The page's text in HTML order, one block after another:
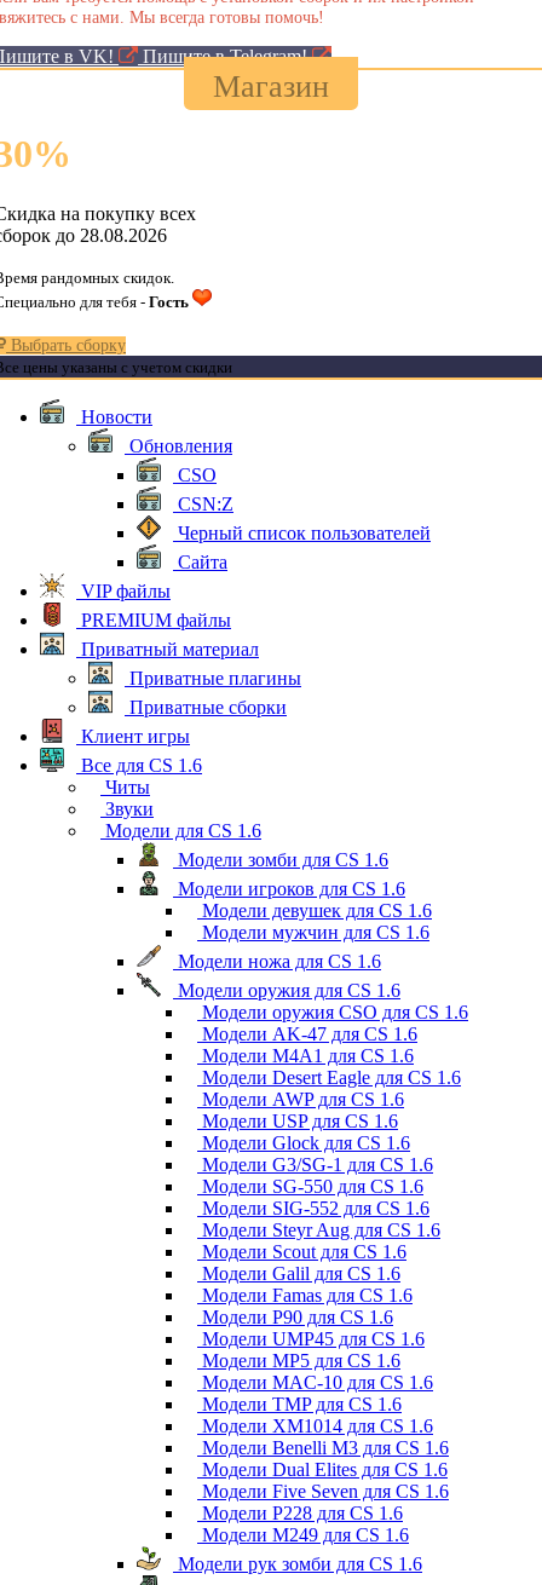
с нами. Мы всегда готовы помочь!
в VK! Пишите в Telegram!
Магазин
%
на покупку всех
до 28.08.2026
рандомных скидок.
для тебя - Гость
Выбрать сборку
цены указаны с учетом скидки
Новости
Обновления
CSO
CSN:Z
Черный список пользователей
Сайта
VIP файлы
PREMIUM файлы
Приватный материал
Приватные плагины
Приватные сборки
Клиент игры
Все для CS 1.6
Читы
Звуки
Модели для CS 1.6
Модели зомби для CS 1.6
Модели игроков для CS 1.6
Модели девушек для CS 1.6
Модели мужчин для CS 1.6
Модели ножа для CS 1.6
Модели оружия для CS 1.6
Модели оружия CSO для CS 1.6
Модели AK-47 для CS 1.6
Модели M4A1 для CS 1.6
Модели Desert Eagle для CS 1.6
Модели AWP для CS 1.6
Модели USP для CS 1.6
Модели Glock для CS 1.6
Модели G3/SG-1 для CS 1.6
Модели SG-550 для CS 1.6
Модели SIG-552 для CS 1.6
Модели Steyr Aug для CS 1.6
Модели Scout для CS 1.6
Модели Galil для CS 1.6
Модели Famas для CS 1.6
Модели P90 для CS 1.6
Модели UMP45 для CS 1.6
Модели MP5 для CS 1.6
Модели MAC-10 для CS 1.6
Модели TMP для CS 1.6
Модели XM1014 для CS 1.6
Модели Benelli M3 для CS 1.6
Модели Dual Elites для CS 1.6
Модели Five Seven для CS 1.6
Модели P228 для CS 1.6
Модели M249 для CS 1.6
Модели рук зомби для CS 1.6